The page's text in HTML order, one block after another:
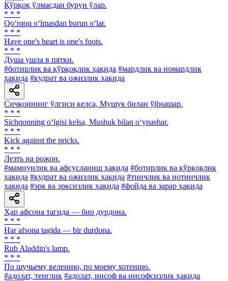
Қўрқоқ ўлмасдан бурун ўлар.
* * *
Qo‘rqoq o‘lmasdan burun o‘lar.
* * *
Have one's heart is one's foots.
* * *
Душа ушла в пятки.
#ботирлик ва қўрқоқлик ҳақида #мардлик ва номардлик
ҳақида #қудрат ва ожизлик ҳақида
Сичқоннинг ўлгиси келса, Мушук билан ўйнашар.
* * *
Sichqonning o‘lgisi kelsa, Mushuk bilan o‘ynashar.
* * *
Kick against the pricks.
* * *
Лезть на рожон.
#мамнунлик ва афсусланиш ҳақида #ботирлик ва қўрқоқлик
ҳақида #қудрат ва ожизлик ҳақида #тинчлик ва нотинчлик
ҳақида #эрк ва эрксизлик ҳақида #фойда ва зарар ҳақида
Ҳар афсона тагида — бир дурдона.
* * *
Har afsona tagida — bir durdona.
* * *
Rub Aladdin's lamp.
* * *
По щучьему велению, по моему хотению.
#адолат, тенглик #адолат, инсоф ва инсофсизлик ҳақида